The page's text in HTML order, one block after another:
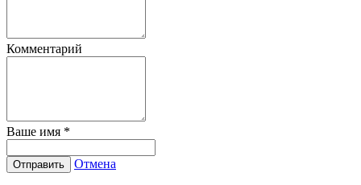
Комментарий
Ваше имя *
Отправить Отмена